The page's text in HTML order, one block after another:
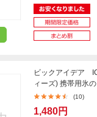
ビックアイデア
ィーズ) 携帯用氷
(10)
1,480円